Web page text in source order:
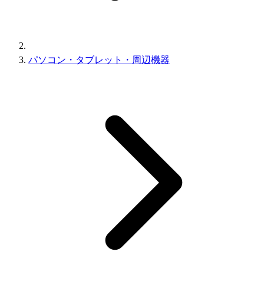
パソコン・タブレット・周辺機器